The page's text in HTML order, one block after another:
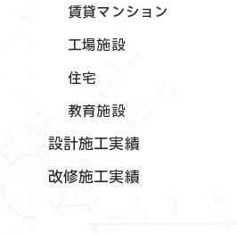
賃貸マンション
工場施設
住宅
教育施設
設計施工実績
改修施工実績